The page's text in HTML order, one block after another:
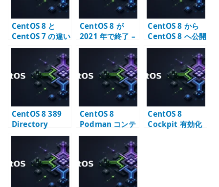
CentOS 8 と
CentOS 7 の違い
– 移行期に確認す
CentOS 8 が
2021 年で終了 –
CentOS Stream
への転換点
CentOS 8 から
CentOS 8 へ公開
鍵認証で SSH 接
CentOS 8 389
Directory
Server – IPv4
で接続できるか
確認する
CentOS 8
Podman コンテ
ナで SSH 接続を
前提にしない理
CentOS 8
Cockpit 有効化